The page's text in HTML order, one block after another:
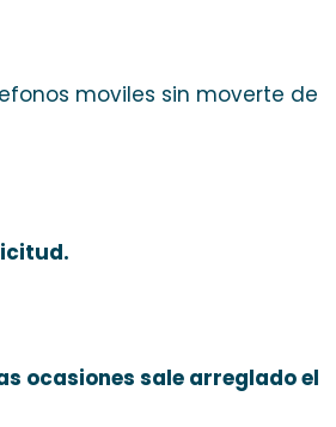
moviles sin moverte de
ocasiones sale arreglado el